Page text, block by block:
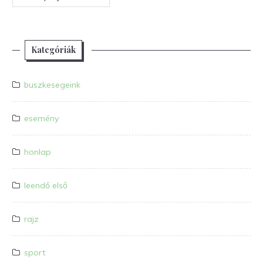
Kategóriák
buszkesegeink
esemény
honlap
leendő első
rajz
sport